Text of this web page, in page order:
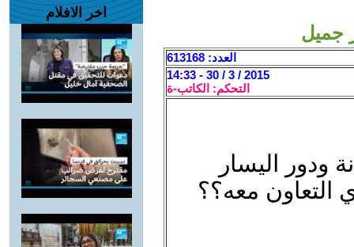
جميل
العدد: 613168
2015 / 3 / 30 - 14:33
التحكم: الكاتب-ة
اليسار
التعاون معه؟؟
اخر الافلام